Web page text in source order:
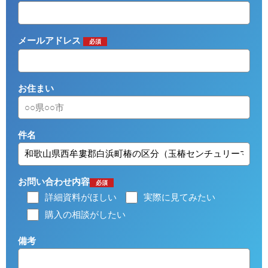
メールアドレス 必須
お住まい
件名
お問い合わせ内容 必須
詳細資料がほしい
実際に見てみたい
購入の相談がしたい
備考